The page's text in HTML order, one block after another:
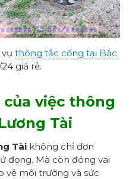
thông tắc cống tại Bắc
giá rẻ.
việc thông
Tài
Tài không chỉ đơn
đọng. Mà còn đóng vai
vệ môi trường và sức